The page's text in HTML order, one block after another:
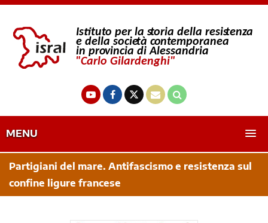
MENU
Partigiani del mare. Antifascismo e resistenza sul
confine ligure francese